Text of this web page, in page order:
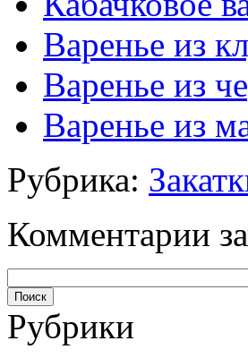
Варенье из
Варенье из
Варенье из
Рубрика:
Комментарии
Рубрики